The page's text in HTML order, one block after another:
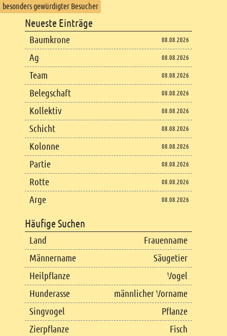
besonders gewürdigter Besucher
Footer content
Neueste Einträge
Baumkrone 08.08.2026
Ag 08.08.2026
Team 08.08.2026
Belegschaft 08.08.2026
Kollektiv 08.08.2026
Schicht 08.08.2026
Kolonne 08.08.2026
Partie 08.08.2026
Rotte 08.08.2026
Arge 08.08.2026
Häufige Suchen
Land
Frauenname
Männername
Säugetier
Heilpflanze
Vogel
Hunderasse
männlicher Vorname
Singvogel
Pflanze
Zierpflanze
Fisch